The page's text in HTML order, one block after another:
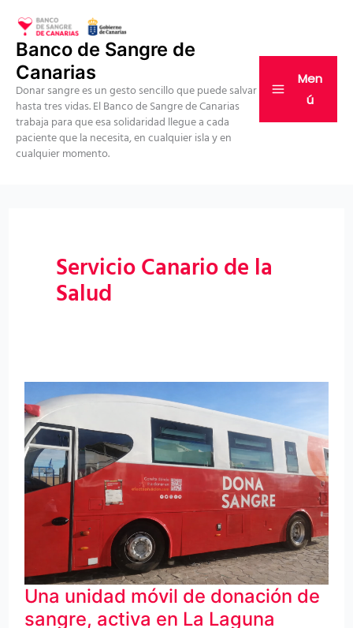
contenido
Banco de Sangre de
Canarias
Donar sangre es un gesto sencillo que puede salvar
hasta tres vidas. El Banco de Sangre de Canarias
trabaja para que esa solidaridad llegue a cada
paciente que la necesita, en cualquier isla y en
cualquier momento.
Men
ú
Servicio Canario de la
Salud
Una unidad móvil de donación de
sangre, activa en La Laguna
unidad
móvil
de
donación
activa
en